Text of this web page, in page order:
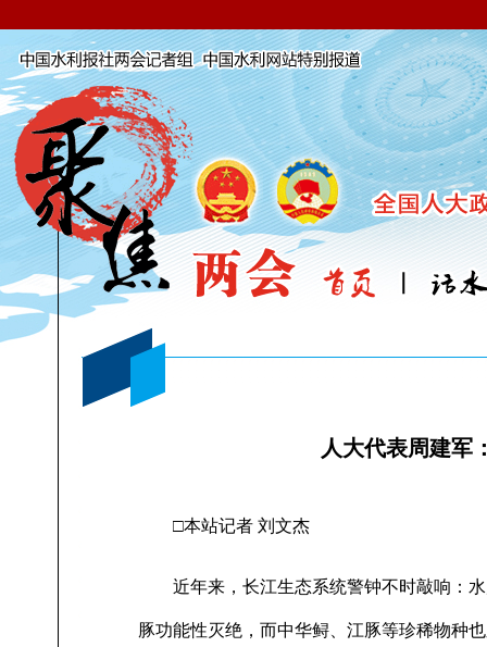
人大代表周建军
□本站记者 刘文杰
近年来，长江生态系统警钟不时敲响：水
豚功能性灭绝，而中华鲟、江豚等珍稀物种